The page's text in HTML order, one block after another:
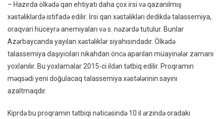
– Hazırda ölkədə qan ehtiyatı daha çox irsi və qazanılmış
xəstəliklərdə istifadə edilir. İrsi qan xəstəlikləri dedikdə talassemiya,
oraqvari hüceyrə anemiyaları və s. nəzərdə tutulur. Bunlar
Azərbaycanda yayılan xəstəliklər siyahısındadır. Ölkədə
talassemiya daşıyıcıları nikahdan öncə aparılan müayinələr zamanı
yoxlanılır. Bu yoxlamalar 2015-ci ildən tətbiq edilir. Proqramın
məqsədi yeni doğulacaq talassemiya xəstələrinin sayını
azaltmaqdır.
Kiprdə bu proqramın tətbiqi nəticəsində 10 il ərzində oradakı